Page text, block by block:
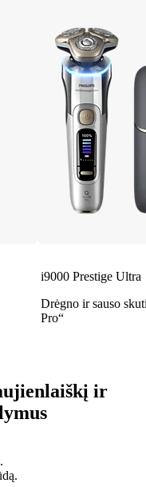
i9000 Prestige Ultra
Drėgno ir sauso
Pro“
ir